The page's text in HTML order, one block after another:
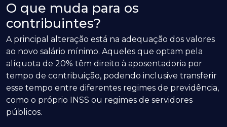
O que muda para os
contribuintes?
A principal alteração está na adequação dos valores
ao novo salário mínimo. Aqueles que optam pela
alíquota de 20% têm direito à aposentadoria por
tempo de contribuição, podendo inclusive transferir
esse tempo entre diferentes regimes de previdência,
como o próprio INSS ou regimes de servidores
públicos.